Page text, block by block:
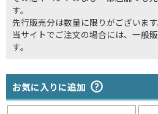
す。
先行販売分は数量に限りがございま
当サイトでご注文の場合には、一般
す。
お気に入りに追加